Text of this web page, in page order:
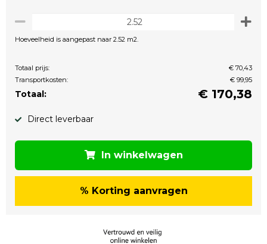
Hoeveelheid is aangepast naar 2.52 m2.
Totaal prijs:
€ 70,43
Transportkosten:
€ 99,95
Totaal: € 170,38
Direct leverbaar
In winkelwagen
% Korting aanvragen